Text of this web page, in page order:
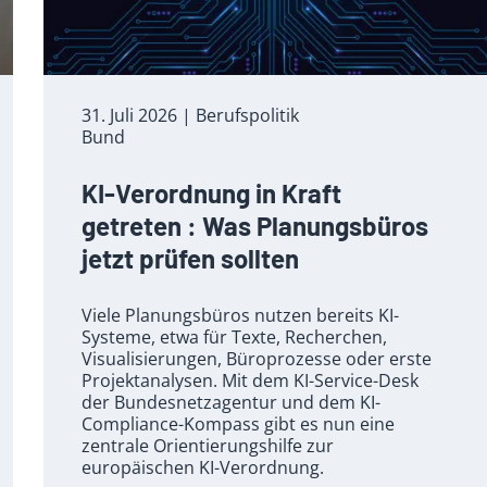
31. Juli 2026 | Berufspolitik
Bund
KI-Verordnung in Kraft
getreten : Was Planungsbüros
jetzt prüfen sollten
Viele Planungsbüros nutzen bereits KI-
Systeme, etwa für Texte, Recherchen,
Visualisierungen, Büroprozesse oder erste
Projektanalysen. Mit dem KI-Service-Desk
der Bundesnetzagentur und dem KI-
Compliance-Kompass gibt es nun eine
zentrale Orientierungshilfe zur
europäischen KI-Verordnung.